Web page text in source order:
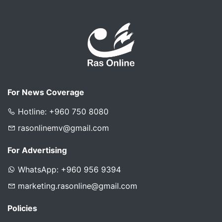
For News Coverage
Hotline: +960 750 8080
rasonlinemv@gmail.com
For Advertising
WhatsApp: +960 956 9394
marketing.rasonline@gmail.com
Policies